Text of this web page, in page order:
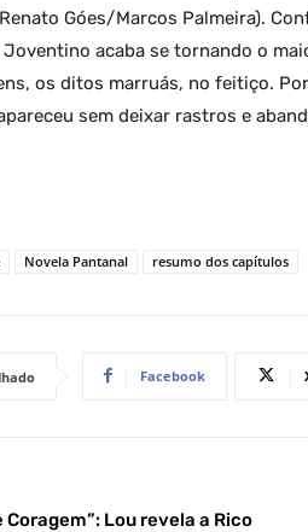
Góes/Marcos Palmeira).
Joventino acaba se tornando o
os ditos marruás, no feitiço.
sem deixar rastros e
Novela Pantanal resumo dos capítulos
Facebook
Coragem”: Lou revela a Rico